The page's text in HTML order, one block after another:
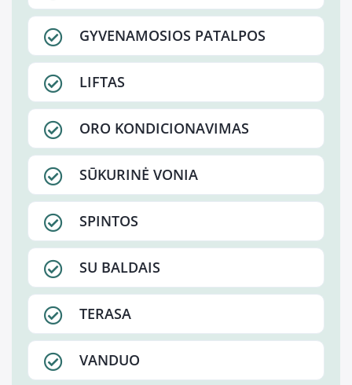
GYVENAMOSIOS PATALPOS
LIFTAS
ORO KONDICIONAVIMAS
SŪKURINĖ VONIA
SPINTOS
SU BALDAIS
TERASA
VANDUO